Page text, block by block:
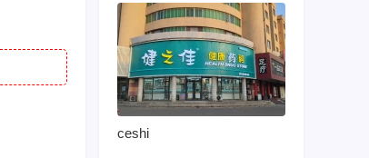
ceshi